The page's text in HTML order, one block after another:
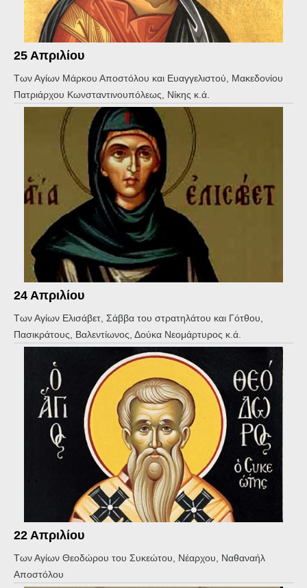
25 Απριλίου
Των Αγίων Μάρκου Αποστόλου και Ευαγγελιστού, Μακεδονίου
Πατριάρχου Κωνσταντινουπόλεως, Νίκης κ.ά.
24 Απριλίου
Των Αγίων Ελισάβετ, Σάββα του στρατηλάτου και Γότθου,
Πασικράτους, Βαλεντίωνος, Δούκα Νεομάρτυρος κ.ά.
22 Απριλίου
Tων Αγίων Θεοδώρου του Συκεώτου, Νέαρχου, Ναθαναήλ
Αποστόλου